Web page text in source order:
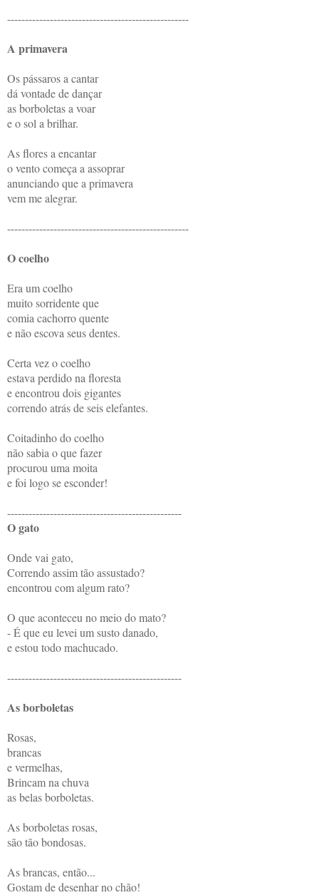
---------------------------------------------------
A primavera
Os pássaros a cantar
dá vontade de dançar
as borboletas a voar
e o sol a brilhar.
As flores a encantar
o vento começa a assoprar
anunciando que a primavera
vem me alegrar.
---------------------------------------------------
O coelho
Era um coelho
muito sorridente que
comia cachorro quente
e não escova seus dentes.
Certa vez o coelho
estava perdido na floresta
e encontrou dois gigantes
correndo atrás de seis elefantes.
Coitadinho do coelho
não sabia o que fazer
procurou uma moita
e foi logo se esconder!
-------------------------------------------------
O gato
Onde vai gato,
Correndo assim tão assustado?
encontrou com algum rato?
O que aconteceu no meio do mato?
- É que eu levei um susto danado,
e estou todo machucado.
-------------------------------------------------
As borboletas
Rosas,
brancas
e vermelhas,
Brincam na chuva
as belas borboletas.
As borboletas rosas,
são tão bondosas.
As brancas, então...
Gostam de desenhar no chão!